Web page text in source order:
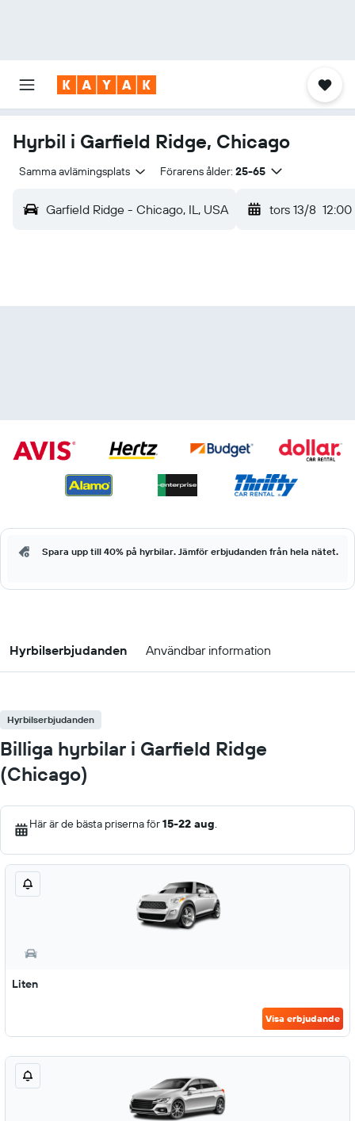
Hyrbil i Garfield Ridge, Chicago
Samma avlämingsplats Förarens ålder: 25-65
Garfield Ridge - Chicago, IL, USA tors 13/8 12:00
Spara upp till 40% på hyrbilar. Jämför erbjudanden från hela nätet.
Hyrbilserbjudanden Användbar information
Hyrbilserbjudanden
Billiga hyrbilar i Garfield Ridge
(Chicago)
Här är de bästa priserna för15-22 aug.
Liten
Visa erbjudande